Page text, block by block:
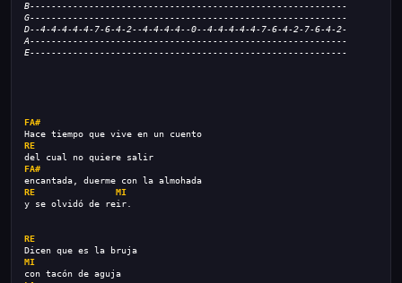
B-----------------------------------------------------------
G-----------------------------------------------------------
D--4-4-4-4-4-7-6-4-2--4-4-4-4--0--4-4-4-4-4-7-6-4-2-7-6-4-2-
A-----------------------------------------------------------
E-----------------------------------------------------------
FA#
Hace tiempo que vive en un cuento
RE
del cual no quiere salir
FA#
encantada, duerme con la almohada
RE
MI
y se olvidó de reir.
RE
Dicen que es la bruja
MI
con tacón de aguja